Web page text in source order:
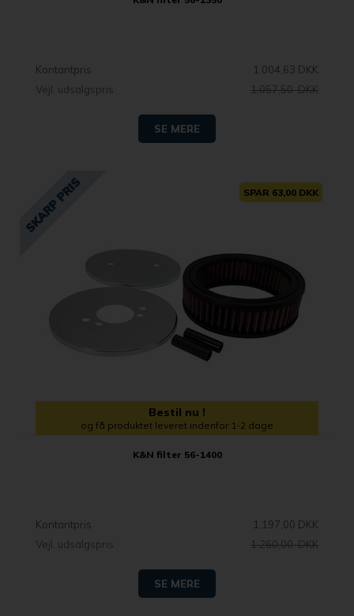
Kontantpris
1.004,63 DKK
Vejl. udsalgspris
1.057,50 DKK
SE MERE
SPAR 63,00 DKK
Bestil nu !
og få produktet leveret indenfor 1-2 dage
K&N filter 56-1400
Kontantpris
1.197,00 DKK
Vejl. udsalgspris
1.260,00 DKK
SE MERE